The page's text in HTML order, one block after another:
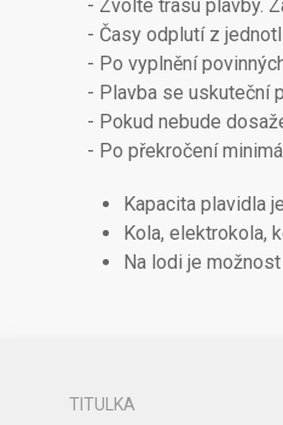
- Zvolte trasu plavby.
- Časy odplutí z
- Po vyplnění
- Plavba se uskuteční
- Pokud nebude
- Po překročení
Kapacita plavidla
Kola, elektrokola,
Na lodi je
TITULKA